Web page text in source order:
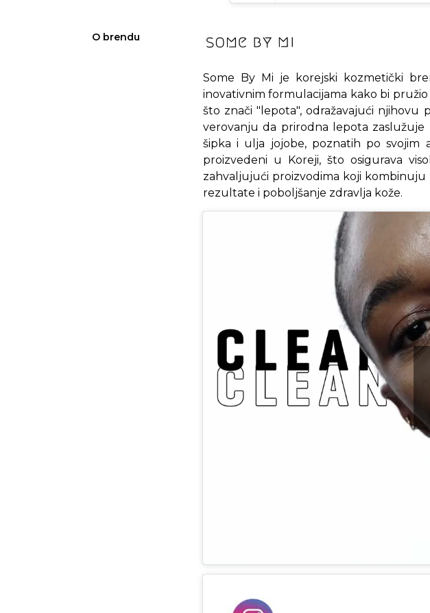
O brendu
Some By Mi je korejski kozmetički
inovativnim formulacijama kako bi
što znači "lepota", odražavajući njihovu
verovanju da prirodna lepota
šipka i ulja jojobe, poznatih po svojim
proizvedeni u Koreji, što osigurava
zahvaljujući proizvodima koji
rezultate i poboljšanje zdravlja kože.